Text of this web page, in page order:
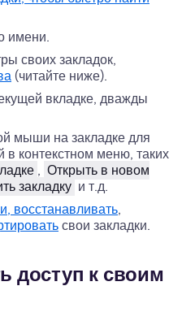
имени.
своих закладок,
(читайте ниже).
вкладке, дважды
мыши на закладке для
в контекстном меню, таких
, Открыть в новом
закладку и т.д.
восстанавливать,
свои закладки.
доступ к своим